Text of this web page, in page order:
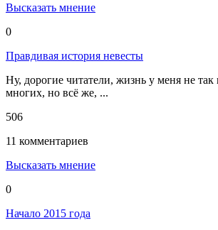
Высказать мнение
0
Правдивая история невесты
Ну, дорогие читатели, жизнь у меня не так
многих, но всё же, ...
506
11 комментариев
Высказать мнение
0
Начало 2015 года